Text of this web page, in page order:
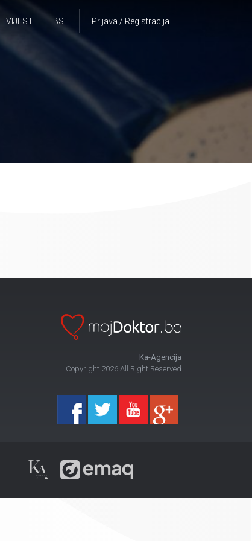
Prijava / Registracija
VIJESTI BS
Ka-Agencija
Copyright 2026 All Right Reserved